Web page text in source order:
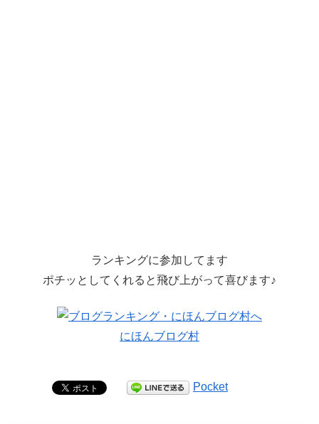
ランキングに参加してます
ポチッとしてくれると飛び上がって喜びます♪
にほんブログ村
Pocket